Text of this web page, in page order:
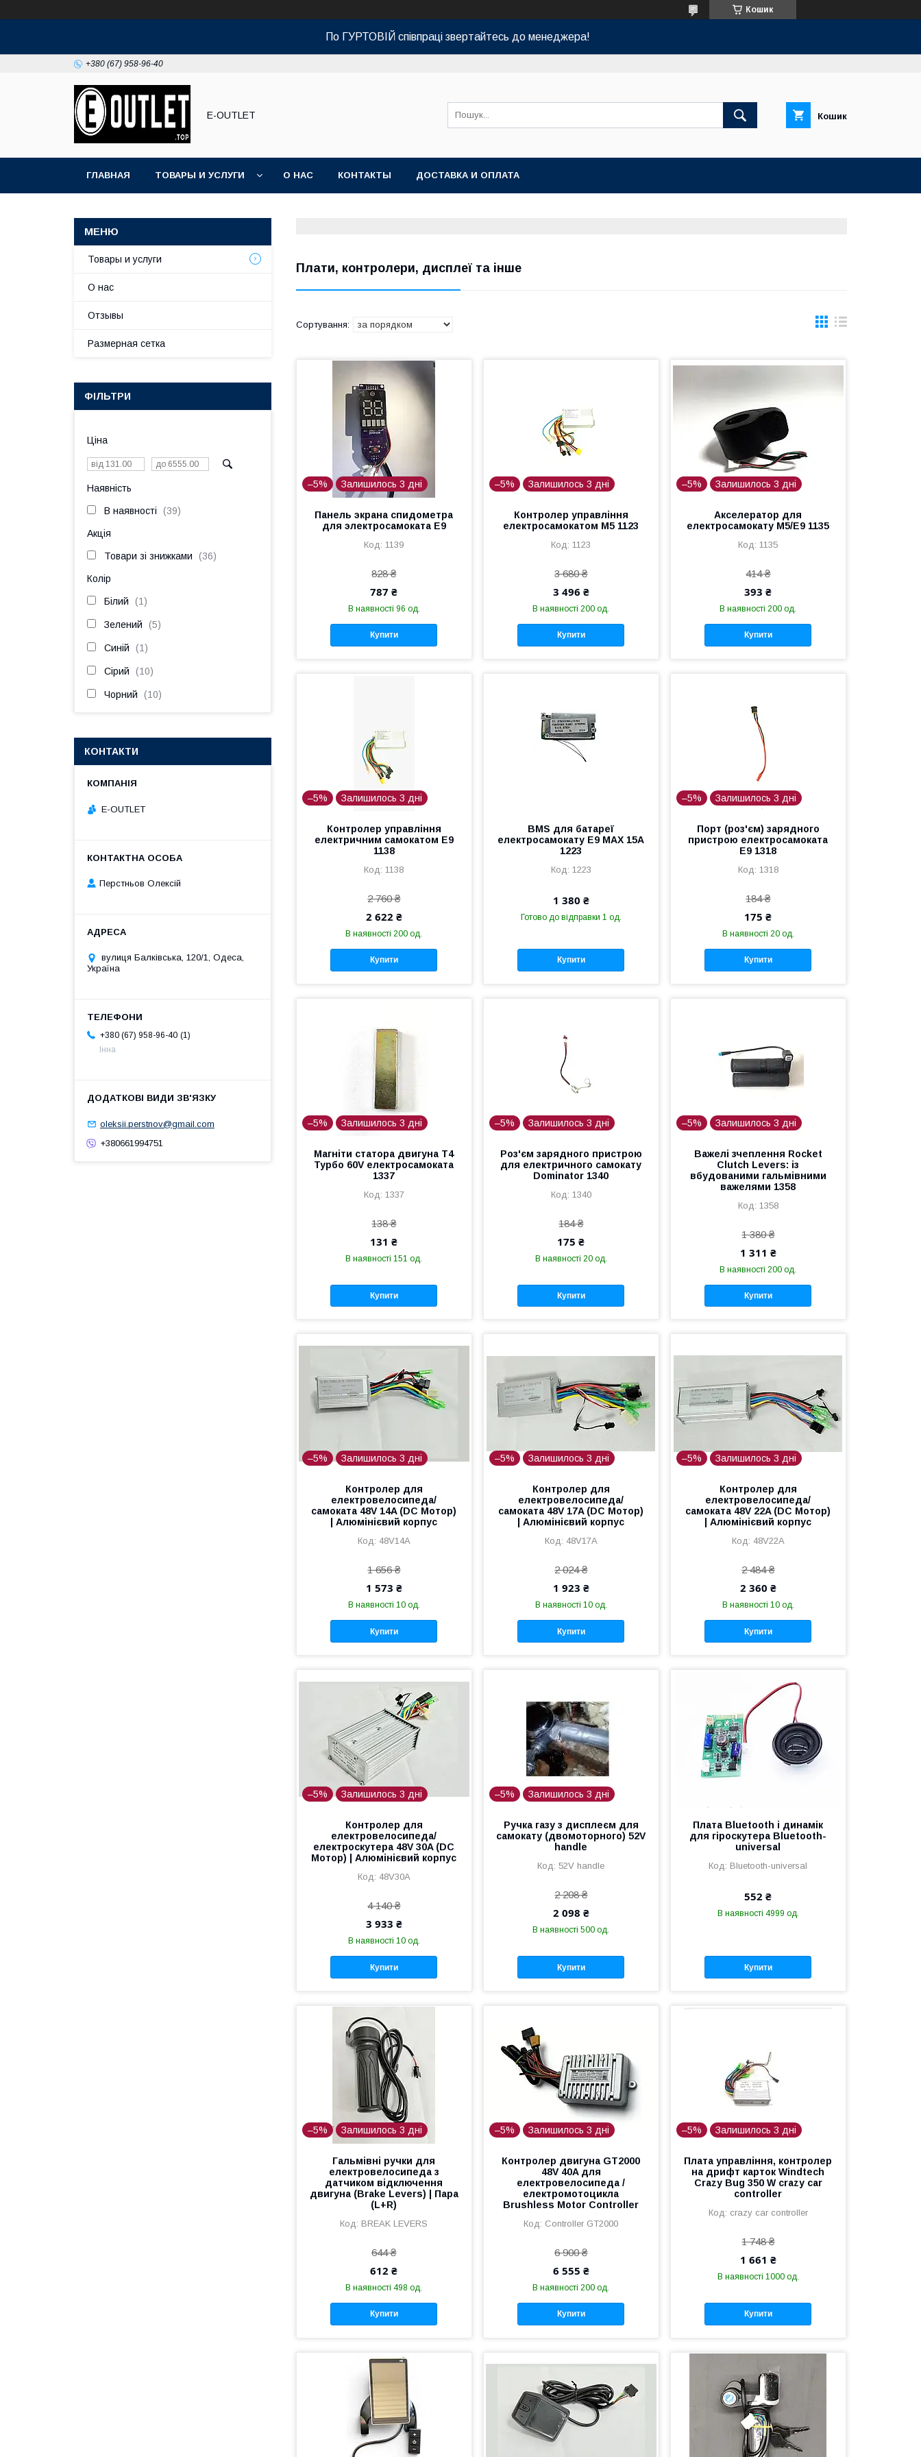
Кошик
По ГУРТОВІЙ співпраці звертайтесь до менеджера!
+380 (67) 958-96-40
E-OUTLET Кошик
ГЛАВНАЯ ТОВАРЫ И УСЛУГИ О НАС КОНТАКТЫ ДОСТАВКА И ОПЛАТА
Плати, контролери, дисплеї та інше
–5% Залишилось 3 дні
Панель экрана спидометра
для электросамоката Е9
1139
828 ₴
787 ₴
В наявності 96 од.
Купити
–5% Залишилось 3 дні
Контролер управління
електросамокатом М5 1123
1123
3 680 ₴
3 496 ₴
В наявності 200 од.
Купити
–5% Залишилось 3 дні
Акселератор для
електросамокату М5/Е9 1135
1135
414 ₴
393 ₴
В наявності 200 од.
Купити
–5% Залишилось 3 дні
Контролер управління
електричним самокатом Е9
1138
1138
2 760 ₴
2 622 ₴
В наявності 200 од.
Купити
BMS для батареї
електросамокату Е9 MAX 15A
1223
1223
1 380 ₴
Готово до відправки 1 од.
Купити
–5% Залишилось 3 дні
Порт (роз'єм) зарядного
пристрою електросамоката
Е9 1318
1318
184 ₴
175 ₴
В наявності 20 од.
Купити
–5% Залишилось 3 дні
Магніти статора двигуна Т4
Турбо 60V електросамоката
1337
1337
138 ₴
131 ₴
В наявності 151 од.
Купити
–5% Залишилось 3 дні
Роз'єм зарядного пристрою
для електричного самокату
Dominator 1340
1340
184 ₴
175 ₴
В наявності 20 од.
Купити
–5% Залишилось 3 дні
Важелі зчеплення Rocket
Clutch Levers: із
вбудованими гальмівними
важелями 1358
1358
1 380 ₴
1 311 ₴
В наявності 200 од.
Купити
–5% Залишилось 3 дні
Контролер для
електровелосипеда/
самоката 48V 14A (DC Мотор)
| Алюмінієвий корпус
48V14A
1 656 ₴
1 573 ₴
В наявності 10 од.
Купити
–5% Залишилось 3 дні
Контролер для
електровелосипеда/
самоката 48V 17A (DC Мотор)
| Алюмінієвий корпус
48V17A
2 024 ₴
1 923 ₴
В наявності 10 од.
Купити
–5% Залишилось 3 дні
Контролер для
електровелосипеда/
самоката 48V 22A (DC Мотор)
| Алюмінієвий корпус
48V22A
2 484 ₴
2 360 ₴
В наявності 10 од.
Купити
–5% Залишилось 3 дні
Контролер для
електровелосипеда/
електроскутера 48V 30A (DC
Мотор) | Алюмінієвий корпус
48V30A
4 140 ₴
3 933 ₴
В наявності 10 од.
Купити
–5% Залишилось 3 дні
Ручка газу з дисплеєм для
самокату (двомоторного) 52V
handle
52V handle
2 208 ₴
2 098 ₴
В наявності 500 од.
Купити
Плата Bluetooth і динамік
для гіроскутера Bluetooth-
universal
Bluetooth-universal
552 ₴
В наявності 4999 од.
Купити
–5% Залишилось 3 дні
Гальмівні ручки для
електровелосипеда з
датчиком відключення
двигуна (Brake Levers) | Пара
(L+R)
BREAK LEVERS
644 ₴
612 ₴
В наявності 498 од.
Купити
–5% Залишилось 3 дні
Контролер двигуна GT2000
48V 40A для
електровелосипеда /
електромотоцикла
Brushless Motor Controller
Controller GT2000
6 900 ₴
6 555 ₴
В наявності 200 од.
Купити
–5% Залишилось 3 дні
Плата управління, контролер
на дрифт карток Windtech
Crazy Bug 350 W crazy car
controller
crazy car controller
1 748 ₴
1 661 ₴
В наявності 1000 од.
Купити
Товары и услуги
О нас
Отзывы
Размерная сетка
ФІЛЬТРИ
Ціна
Наявність
В наявності 39
Акція
Товари зі знижками 36
Колір
Білий 1
Зелений 5
Синій 1
Сірий 10
Чорний 10
КОНТАКТИ
E-OUTLET
Перстньов Олексій
вулиця Балківська, 120/1, Одеса,
Україна
+380 (67) 958-96-40 1
Інна
oleksii.perstnov@gmail.com
+380661994751